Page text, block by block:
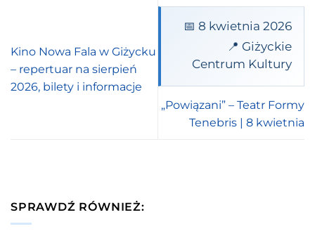
Kino Nowa Fala w Giżycku
– repertuar na sierpień
2026, bilety i informacje
📅 8 kwietnia 2026
📍 Giżyckie
Centrum Kultury
„Powiązani” – Teatr Formy
Tenebris | 8 kwietnia
SPRAWDŹ RÓWNIEŻ: